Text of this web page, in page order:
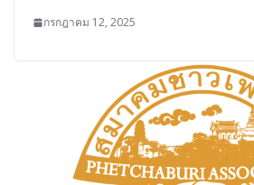
กรกฎาคม 12, 2025